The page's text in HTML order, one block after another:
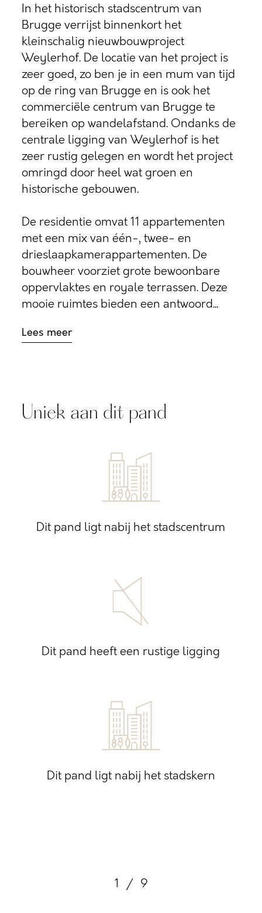
In het historisch stadscentrum van
Brugge verrijst binnenkort het
kleinschalig nieuwbouwproject
Weylerhof. De locatie van het project is
zeer goed, zo ben je in een mum van tijd
op de ring van Brugge en is ook het
commerciële centrum van Brugge te
bereiken op wandelafstand. Ondanks de
centrale ligging van Weylerhof is het
zeer rustig gelegen en wordt het project
omringd door heel wat groen en
historische gebouwen.
De residentie omvat 11 appartementen
met een mix van één-, twee- en
drieslaapkamerappartementen. De
bouwheer voorziet grote bewoonbare
oppervlaktes en royale terrassen. Deze
mooie ruimtes bieden een antwoord...
Lees meer
Uniek aan dit pand
Dit pand ligt nabij het stadscentrum
Dit pand heeft een rustige ligging
Dit pand ligt nabij het stadskern
1 / 9